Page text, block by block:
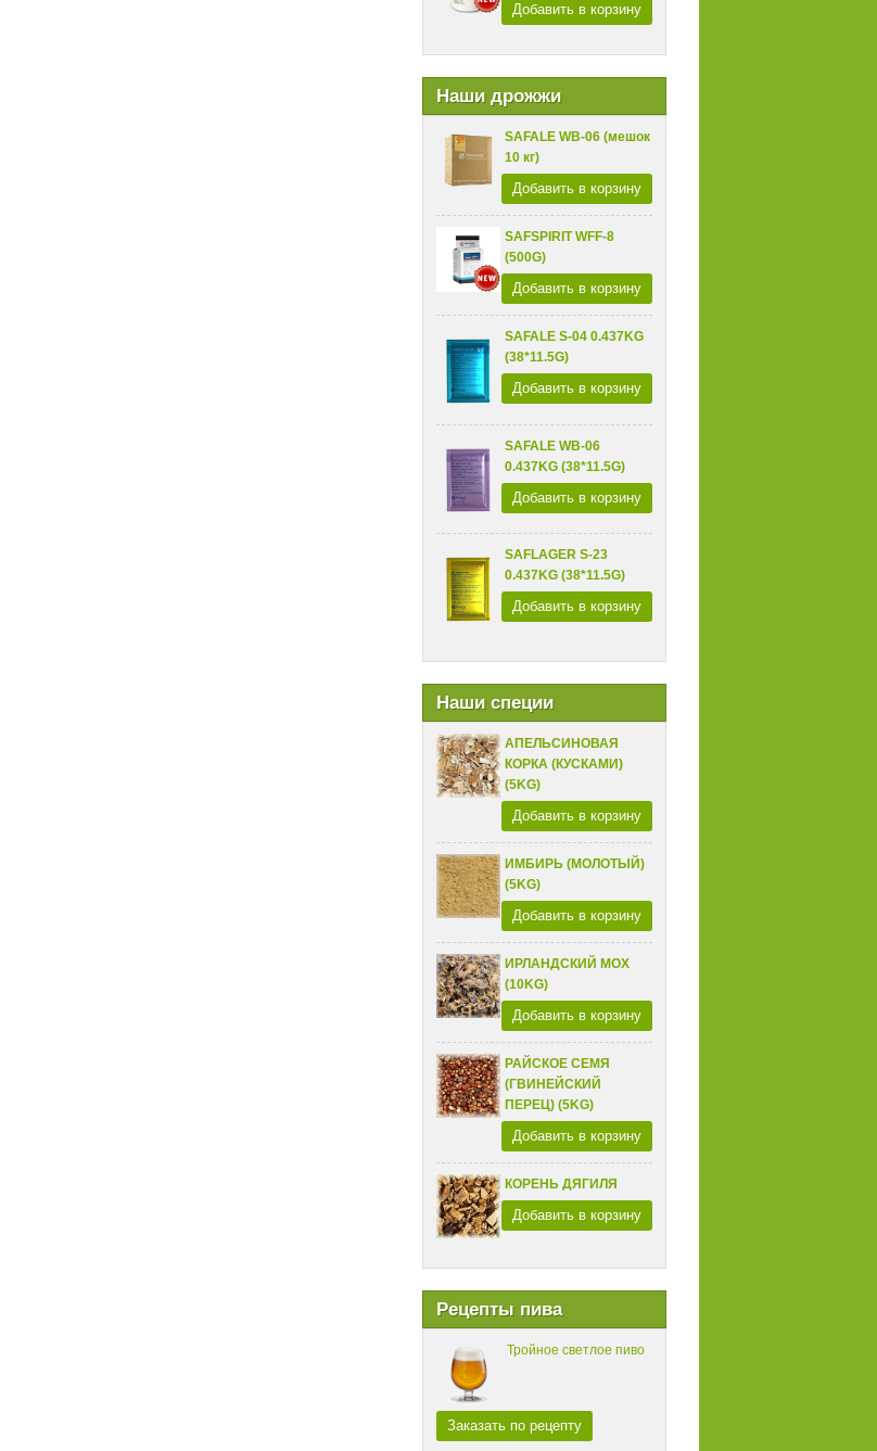
Добавить в корзину
Наши дрожжи
SAFALE WB-06 (мешок
10 кг)
Добавить в корзину
SAFSPIRIT WFF-8
(500G)
Добавить в корзину
SAFALE S-04 0.437KG
(38*11.5G)
Добавить в корзину
SAFALE WB-06
0.437KG (38*11.5G)
Добавить в корзину
SAFLAGER S-23
0.437KG (38*11.5G)
Добавить в корзину
Наши специи
АПЕЛЬСИНОВАЯ
КОРКА (КУСКАМИ)
(5KG)
Добавить в корзину
ИМБИРЬ (МОЛОТЫЙ)
(5KG)
Добавить в корзину
ИРЛАНДСКИЙ МОХ
(10KG)
Добавить в корзину
РАЙСКОЕ СЕМЯ
(ГВИНЕЙСКИЙ
ПЕРЕЦ) (5KG)
Добавить в корзину
КОРЕНЬ ДЯГИЛЯ
Добавить в корзину
Рецепты пива
Тройное светлое пиво
Заказать по рецепту